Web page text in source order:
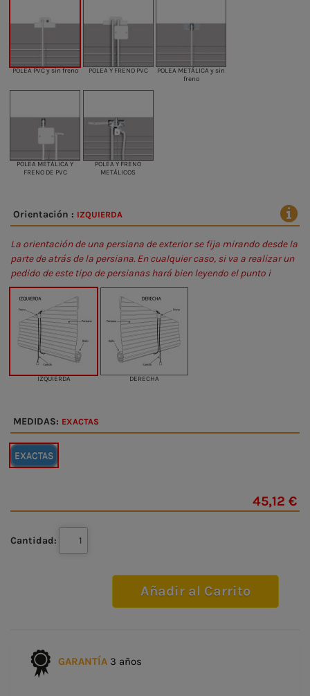
POLEA PVC y sin freno POLEA Y FRENO PVC
POLEA METÁLICA y sin
freno
POLEA METÁLICA Y
FRENO DE PVC
POLEA Y FRENO
METÁLICOS
Orientación : IZQUIERDA
La orientación de una persiana de exterior se fija mirando desde la
parte de atrás de la persiana. En cualquier caso, si va a realizar un
pedido de este tipo de persianas hará bien leyendo el punto i
IZQUIERDA DERECHA
MEDIDAS: EXACTAS
EXACTAS
45,12 €
Cantidad:
Añadir al Carrito
GARANTÍA 3 años